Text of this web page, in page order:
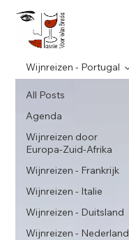
All Posts
Agenda
Wijnreizen door
Europa-Zuid-Afrika
Wijnreizen - Frankrijk
Wijnreizen - Italie
Wijnreizen - Duitsland
Wijnreizen - Nederland
Wijnreizen - Portugal